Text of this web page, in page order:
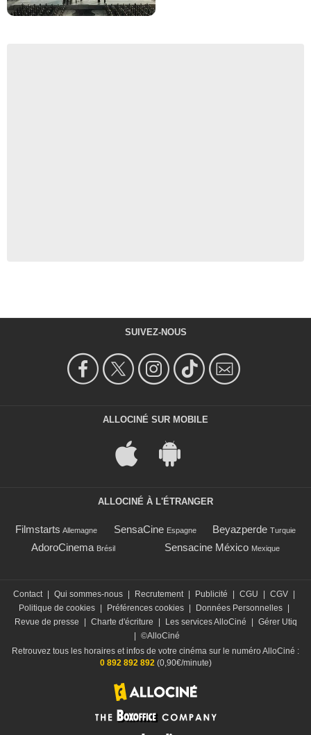
SUIVEZ-NOUS
ALLOCINÉ SUR MOBILE
ALLOCINÉ À L'ÉTRANGER
Filmstarts Allemagne SensaCine Espagne Beyazperde Turquie
AdoroCinema Brésil Sensacine México Mexique
Contact | Qui sommes-nous | Recrutement | Publicité | CGU | CGV |
Politique de cookies | Préférences cookies | Données Personnelles |
Revue de presse
| Charte d'écriture | Les services AlloCiné | Gérer Utiq
| ©AlloCiné
Retrouvez tous les horaires et infos de votre cinéma sur le numéro AlloCiné :
0 892 892 892 (0,90€/minute)